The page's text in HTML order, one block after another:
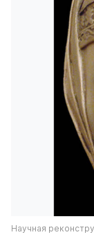
Научная